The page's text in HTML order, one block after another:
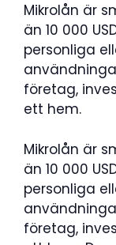
Mikrolån är
än 10 000
personliga
företag,
ett hem.
Mikrolån är
än 10 000
personliga
företag,